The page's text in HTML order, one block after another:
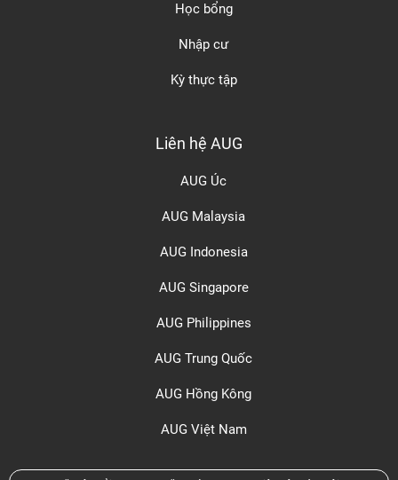
Học bổng
Nhập cư
Kỳ thực tập
Liên hệ AUG
AUG Úc
AUG Malaysia
AUG Indonesia
AUG Singapore
AUG Philippines
AUG Trung Quốc
AUG Hồng Kông
AUG Việt Nam